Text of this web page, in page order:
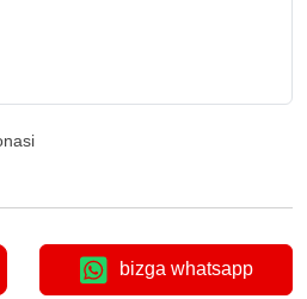
bizga whatsapp